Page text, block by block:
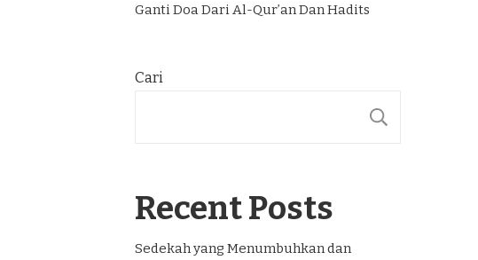
Ganti Doa Dari Al-Qur’an Dan Hadits
Cari
Recent Posts
Sedekah yang Menumbuhkan dan